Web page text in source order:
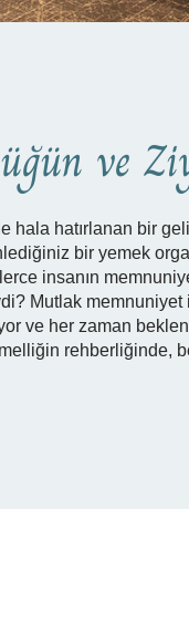
ve
hala hatırlanan bir
bir yemek
insanın
Mutlak memnuniyet
ve her zaman
rehberliğinde,